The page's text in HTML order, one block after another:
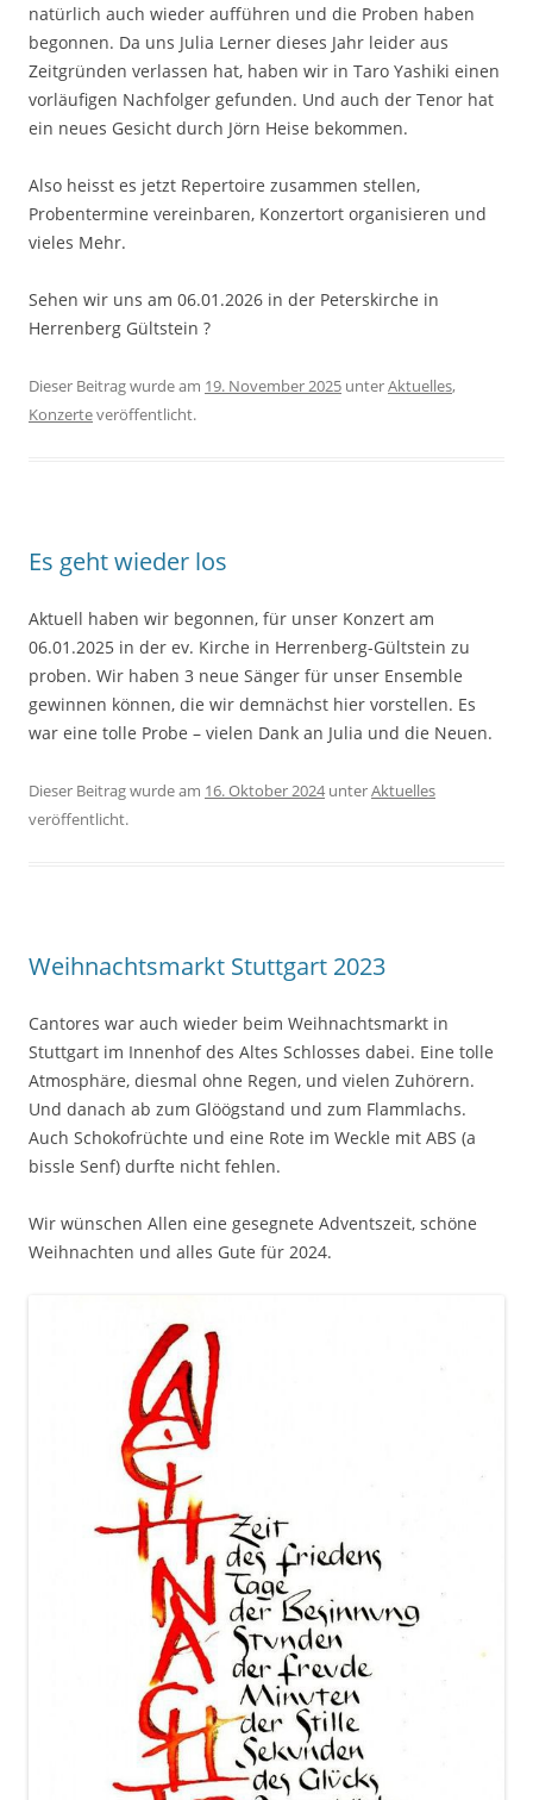
natürlich auch wieder aufführen und die Proben haben
begonnen. Da uns Julia Lerner dieses Jahr leider aus
Zeitgründen verlassen hat, haben wir in Taro Yashiki einen
vorläufigen Nachfolger gefunden. Und auch der Tenor hat
ein neues Gesicht durch Jörn Heise bekommen.
Also heisst es jetzt Repertoire zusammen stellen,
Probentermine vereinbaren, Konzertort organisieren und
vieles Mehr.
Sehen wir uns am 06.01.2026 in der Peterskirche in
Herrenberg Gültstein ?
Dieser Beitrag wurde am 19. November 2025 unterAktuelles,
Konzerteveröffentlicht.
Es geht wieder los
Aktuell haben wir begonnen, für unser Konzert am
06.01.2025 in der ev. Kirche in Herrenberg-Gültstein zu
proben. Wir haben 3 neue Sänger für unser Ensemble
gewinnen können, die wir demnächst hier vorstellen. Es
war eine tolle Probe – vielen Dank an Julia und die Neuen.
Dieser Beitrag wurde am 16. Oktober 2024 unterAktuelles
veröffentlicht.
Weihnachtsmarkt Stuttgart 2023
Cantores war auch wieder beim Weihnachtsmarkt in
Stuttgart im Innenhof des Altes Schlosses dabei. Eine tolle
Atmosphäre, diesmal ohne Regen, und vielen Zuhörern.
Und danach ab zum Glöögstand und zum Flammlachs.
Auch Schokofrüchte und eine Rote im Weckle mit ABS (a
bissle Senf) durfte nicht fehlen.
Wir wünschen Allen eine gesegnete Adventszeit, schöne
Weihnachten und alles Gute für 2024.